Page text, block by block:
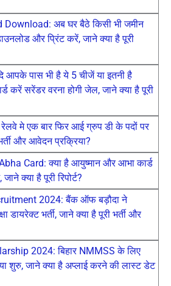
अब घर बैठे किसी भी जमीन
और प्रिंट करें, जाने क्या है पूरी
आपके पास भी है ये 5 चीजें या इतनी है
करें सरेंडर वरना होगी जेल, जाने क्या है पूरी
मे एक बार फिर आई ग्रुप डी के पदों पर
और आवेदन प्रक्रिया?
Card: क्या है आयुष्मान और आभा कार्ड
क्या है पूरी रिपोर्ट?
2024: बैंक ऑफ बड़ौदा ने
डायरेक्ट भर्ती, जाने क्या है पूरी भर्ती और
2024: बिहार NMMSS के लिए
शुरु, जाने क्या है अप्लाई करने की लास्ट डेट